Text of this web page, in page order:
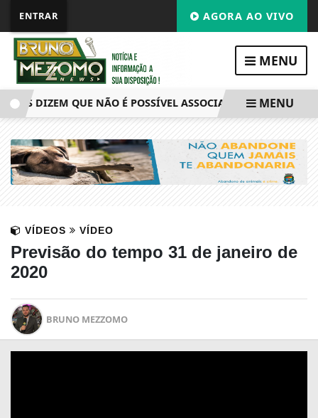
ENTRAR AGORA AO VIVO
MENU
DIZEM QUE NÃO É POSSÍVEL ASSOCIAR VENTANIAS AO EL
MENU
VÍDEOS VÍDEO
Previsão do tempo 31 de janeiro de
2020
BRUNO MEZZOMO